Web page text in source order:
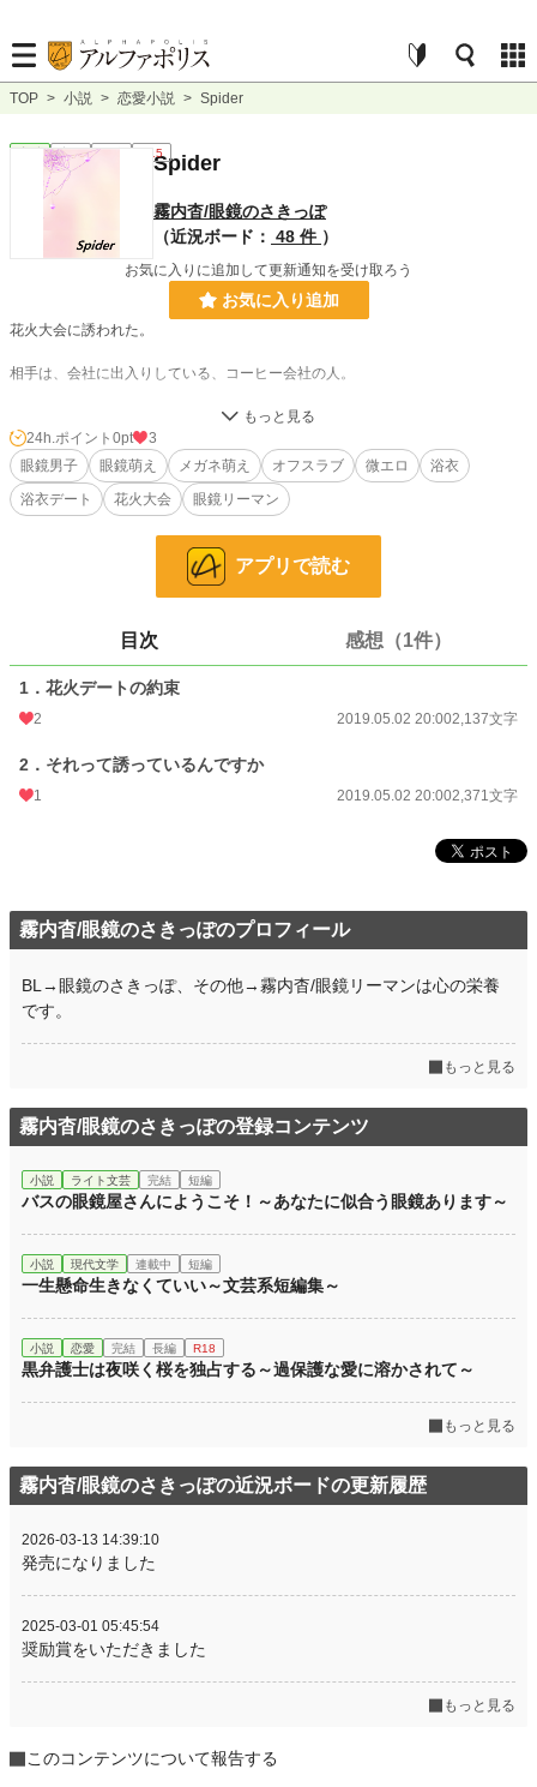
TOP > 小説 > 恋愛小説 > Spider
完結 短編 R15Spider
霧内杳/眼鏡のさきっぽ
（近況ボード： 48 件 ）
お気に入りに追加して更新通知を受け取ろう
お気に入り追加
花火大会に誘われた。
相手は、会社に出入りしている、コーヒー会社の人。
彼はいつも、超無表情・事務的で。
私も関心がないから、事務的に接してた。
……そんな彼から。
229,039 位 / 229,039 件
恋愛 66,406 位 / 66,406 件
お気に入り
24h.ポイント 0 pt
初回完結日時 2019.05.02 20:00
週間ポイント 7 pt (77,350 位)
月間ポイント
24h.ポイント 0pt
3
眼鏡男子
眼鏡萌え メガネ萌え オフスラブ 微エロ
浴衣
浴衣デート
花火大会 眼鏡リーマン
アプリで読む
目次 感想（1件）
1．花火デートの約束
2 2019.05.02 20:002,137文字
2．それって誘っているんですか
1 2019.05.02 20:002,371文字
霧内杳/眼鏡のさきっぽのプロフィール
BL→眼鏡のさきっぽ、その他→霧内杳/眼鏡リーマンは心の栄養
です。
もっと見る
霧内杳/眼鏡のさきっぽの登録コンテンツ
小説 ライト文芸 完結 短編
バスの眼鏡屋さんにようこそ！～あなたに似合う眼鏡あります～
小説 現代文学 連載中 短編
一生懸命生きなくていい～文芸系短編集～
小説 恋愛 完結 長編 R18
黒弁護士は夜咲く桜を独占する～過保護な愛に溶かされて～
もっと見る
霧内杳/眼鏡のさきっぽの近況ボードの更新履歴
2026-03-13 14:39:10
発売になりました
2025-03-01 05:45:54
奨励賞をいただきました
もっと見る
このコンテンツについて報告する